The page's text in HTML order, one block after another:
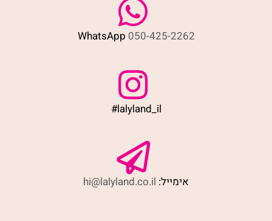
WhatsApp 050-425-2262
#lalyland_il
אימייל: hi@lalyland.co.il